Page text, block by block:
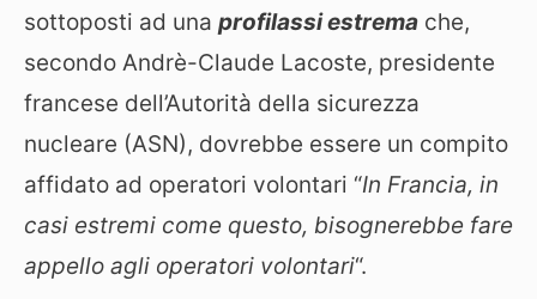
sottoposti ad una profilassi estrema che,
secondo Andrè-Claude Lacoste, presidente
francese dell’Autorità della sicurezza
nucleare (ASN), dovrebbe essere un compito
affidato ad operatori volontari “In Francia, in
casi estremi come questo, bisognerebbe fare
appello agli operatori volontari“.